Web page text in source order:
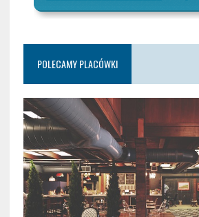
POLECAMY PLACÓWKI